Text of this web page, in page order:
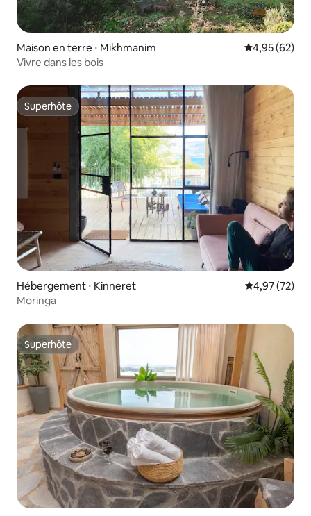
Maison en terre ⋅ Mikhmanim Évaluation
4,95 (62)
Vivre dans les bois
Superhôte
Superhôte
Hébergement ⋅ Kinneret Évaluation
4,97 (72)
Moringa
Superhôte
Superhôte